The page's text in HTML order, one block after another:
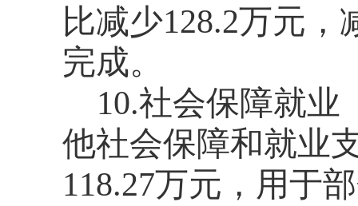
比减少128.2万元
完成。
10.社会保障就业
他社会保障和就业
118.27万元，用于